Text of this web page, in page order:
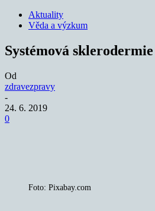
Aktuality
Věda a výzkum
Systémová
Od
zdravezpravy
-
24. 6. 2019
0
Foto: Pixabay.com